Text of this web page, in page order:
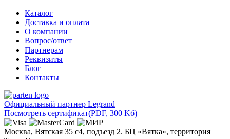
Каталог
Доставка и оплата
О компании
Вопрос/ответ
Партнерам
Реквизиты
Блог
Контакты
Официальный партнер Legrand
Посмотреть сертификат(PDF, 300 Kб)
Москва, Вятская 35 с4, подъезд 2. БЦ «Вятка», территория